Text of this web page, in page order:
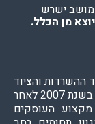
מן הכלל.
ההשרדות והציוד
הטכנולוגי לתעשייה ולפרטיים. החברה הוקמה בשנת 2007 לאחר
העוסקים